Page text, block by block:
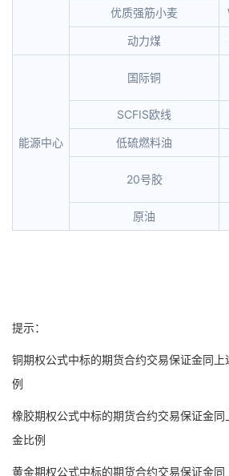
优质强筋小麦
动力煤
能源中心
国际铜
SCFIS欧线
低硫燃料油
20号胶
原油
提示：
铜期权公式中标的期货合约交易保证金同
例
橡胶期权公式中标的期货合约交易保证金
金比例
黄金期权公式中标的期货合约交易保证金